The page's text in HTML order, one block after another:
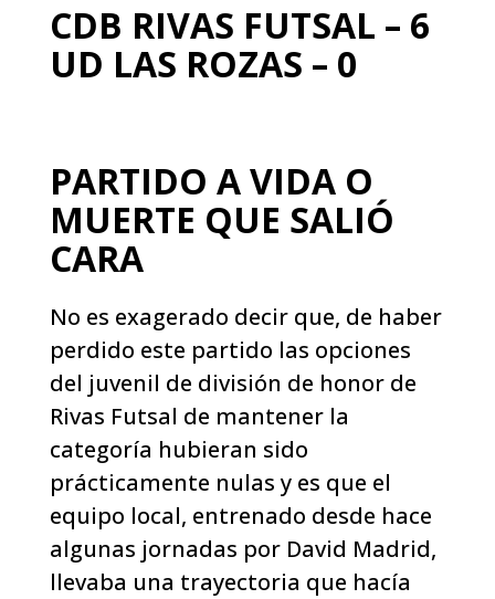
CDB RIVAS FUTSAL – 6
UD LAS ROZAS – 0
PARTIDO A VIDA O
MUERTE QUE SALIÓ
CARA
No es exagerado decir que, de haber
perdido este partido las opciones
del juvenil de división de honor de
Rivas Futsal de mantener la
categoría hubieran sido
prácticamente nulas y es que el
equipo local, entrenado desde hace
algunas jornadas por David Madrid,
llevaba una trayectoria que hacía